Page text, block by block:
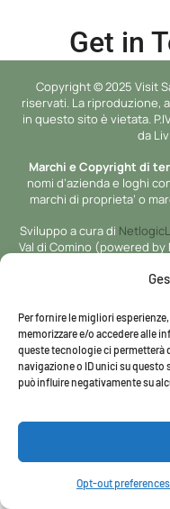
Per fornire le migliori
memorizzare e/o accedere alle
queste tecnologie ci permetterà
navigazione o ID unici su
può influire negativamente su
Opt-out preferences
Get in
Copyright © 2025 Visit
riservati. La riproduzione,
in questo sito è vietata.
da
Marchi e Copyright di
nomi d’azienda e loghi
marchi di proprieta’ o
Sviluppo a cura di
Val di Comino (powered
Chi siamoCookies
Crediti Imprint